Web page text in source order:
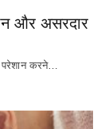
और असरदार
करने…